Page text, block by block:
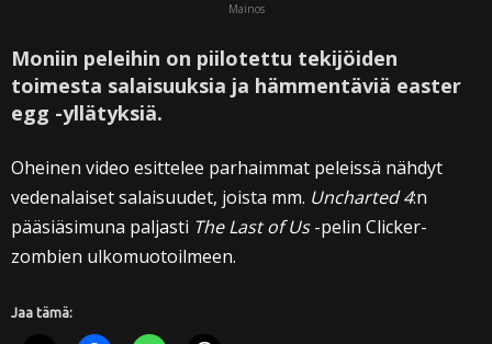
Mainos
Moniin peleihin on piilotettu tekijöiden
toimesta salaisuuksia ja hämmentäviä easter
egg -yllätyksiä.
Oheinen video esittelee parhaimmat peleissä nähdyt
vedenalaiset salaisuudet, joista mm. Uncharted 4:n
pääsiäsimuna paljasti The Last of Us-pelin Clicker-
zombien ulkomuotoilmeen.
Jaa tämä: